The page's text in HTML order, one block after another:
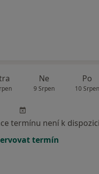
Ne
9 Srpen
Po
10 Srpen
termínu není k dispozici
termín